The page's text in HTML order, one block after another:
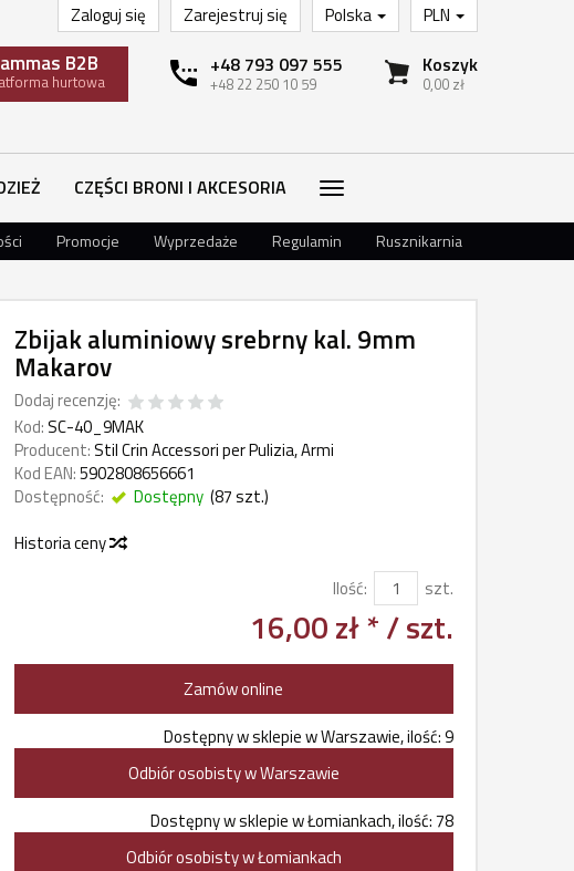
PLN
Polska
Zarejestruj się
Zaloguj się
Koszyk
0,00 zł
+48 793 097 555
+48 22 250 10 59
B2B
hurtowa
CZĘŚCI BRONI I AKCESORIA
Promocje Wyprzedaże Regulamin Rusznikarnia
Zbijak aluminiowy srebrny kal. 9mm
Makarov
Dodaj recenzję:
Kod:SC-40_9MAK
Producent:Stil Crin Accessori per Pulizia, Armi
Kod EAN:5902808656661
Dostępność:
Dostępny (87szt.)
Historia ceny
Ilość:
szt.
16,00 zł */ szt.
Zamów online
Dostępny w sklepie w Warszawie, ilość: 9
Odbiór osobisty w Warszawie
Dostępny w sklepie w Łomiankach, ilość: 78
Odbiór osobisty w Łomiankach